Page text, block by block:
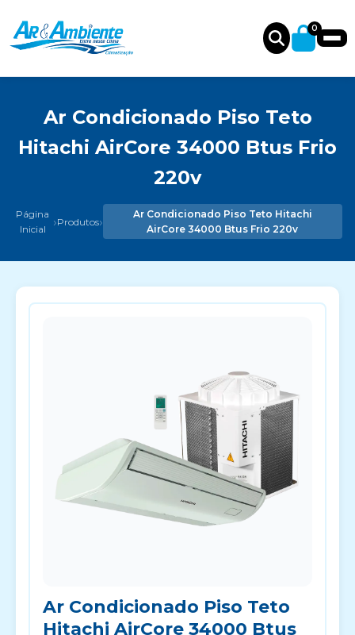
0
Ar Condicionado Piso Teto
Hitachi AirCore 34000 Btus Frio
220v
Página
Inicial
›Produtos›
Ar Condicionado Piso Teto Hitachi
AirCore 34000 Btus Frio 220v
Ar Condicionado Piso Teto
Hitachi AirCore 34000 Btus